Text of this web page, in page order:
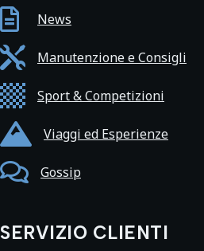
 News
 Manutenzione e Consigli
 Sport & Competizioni
 Viaggi ed Esperienze
 Gossip
SERVIZIO CLIENTI